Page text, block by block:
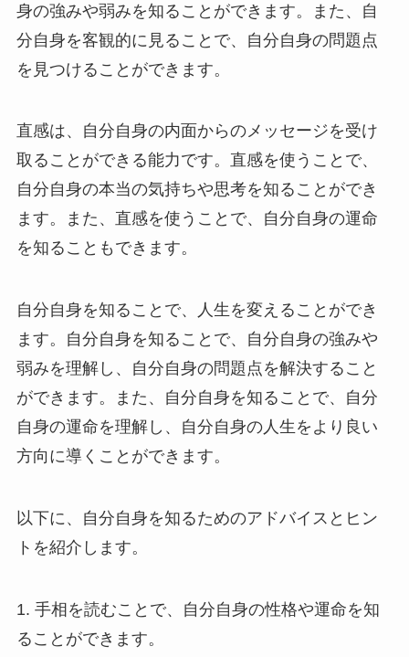
身の強みや弱みを知ることができます。また、自
分自身を客観的に見ることで、自分自身の問題点
を見つけることができます。
直感は、自分自身の内面からのメッセージを受け
取ることができる能力です。直感を使うことで、
自分自身の本当の気持ちや思考を知ることができ
ます。また、直感を使うことで、自分自身の運命
を知ることもできます。
自分自身を知ることで、人生を変えることができ
ます。自分自身を知ることで、自分自身の強みや
弱みを理解し、自分自身の問題点を解決すること
ができます。また、自分自身を知ることで、自分
自身の運命を理解し、自分自身の人生をより良い
方向に導くことができます。
以下に、自分自身を知るためのアドバイスとヒン
トを紹介します。
1. 手相を読むことで、自分自身の性格や運命を知
ることができます。